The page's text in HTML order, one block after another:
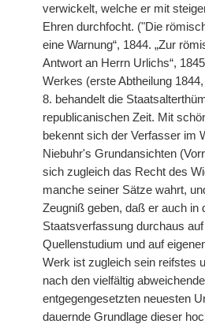
verwickelt, welche er mit
Ehren durchfocht. ("Die
eine Warnung“, 1844. „Zur
Antwort an Herrn Urlichs“,
Werkes (erste Abtheilung
8. behandelt die
republicanischen Zeit. Mit
bekennt sich der Verfasser im
Niebuhr's Grundansichten
sich zugleich das Recht des
manche seiner Sätze wahrt,
Zeugniß geben, daß er auch in
Staatsverfassung durchaus
Quellenstudium und auf
Werk ist zugleich sein reifstes
nach den vielfältig
entgegengesetzten neuesten
dauernde Grundlage dieser